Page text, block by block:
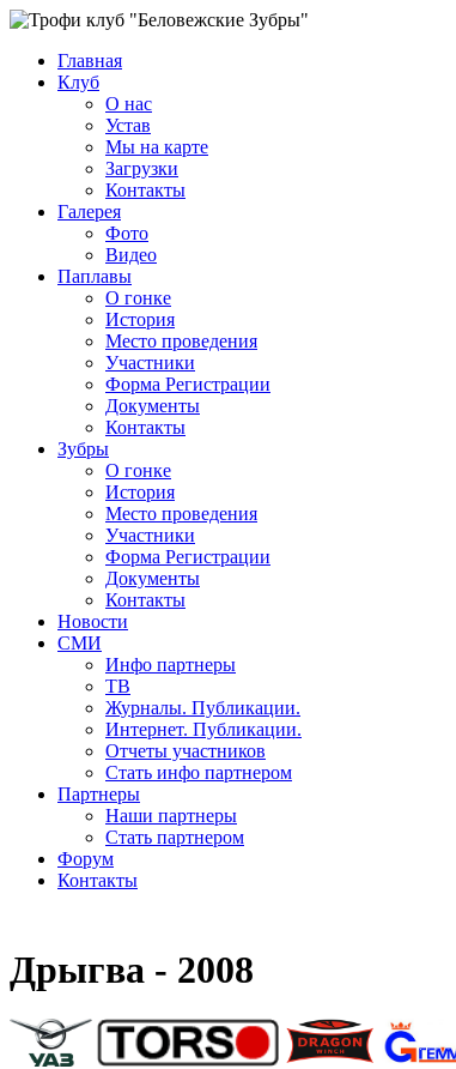
Главная
Клуб
О нас
Устав
Мы на карте
Загрузки
Контакты
Галерея
Фото
Видео
Паплавы
О гонке
История
Место проведения
Участники
Форма Регистрации
Документы
Контакты
Зубры
О гонке
История
Место проведения
Участники
Форма Регистрации
Документы
Контакты
Новости
СМИ
Инфо партнеры
ТВ
Журналы. Публикации.
Интернет. Публикации.
Отчеты участников
Стать инфо партнером
Партнеры
Наши партнеры
Стать партнером
Форум
Контакты
Дрыгва - 2008